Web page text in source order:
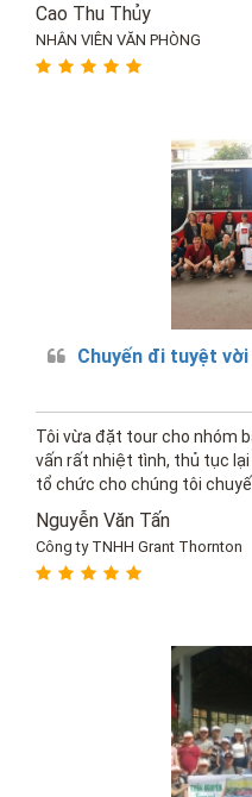
Cao Thu Thủy
NHÂN VIÊN VĂN PHÒNG
Chuyến đi tuyệt
Tôi vừa đặt tour cho nhóm
vấn rất nhiệt tình, thủ tục
tổ chức cho chúng tôi
vui vẻ, hẹn lần sau đi đà
Nguyễn Văn Tấn
Công ty TNHH Grant Thornton